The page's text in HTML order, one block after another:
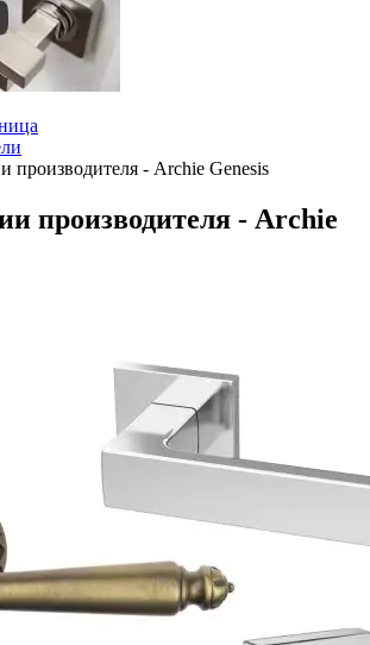
производителя - Archie Genesis
производителя - Archie